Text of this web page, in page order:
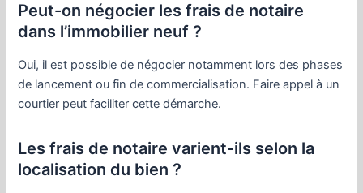
Peut-on négocier les frais de notaire
dans l’immobilier neuf ?
Oui, il est possible de négocier notamment lors des phases
de lancement ou fin de commercialisation. Faire appel à un
courtier peut faciliter cette démarche.
Les frais de notaire varient-ils selon la
localisation du bien ?